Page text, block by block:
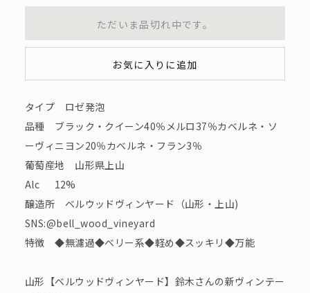
ただいま品切れ中です。
お気に入りに追加
タイプ ロゼ発泡
品種 ブラック・クイーン40％メルロ37％カベルネ・ソ
ーヴィニヨン20％カベルネ・フラン3％
葡萄産地 山形県上山
Alc 12%
醸造所 ベルウッドヴィンヤード（山形・上山)
SNS:@bell_wood_vineyard
特徴 ◆無濾過◆ベリー系◆軽め◆スッキリ◆万能
山形【ベルウッドヴィンヤード】鈴木さんの新ヴィンテー